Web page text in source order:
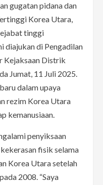
gugatan pidana dan
Korea Utara,
tinggi
diajukan di Pengadilan
Kejaksaan Distrik
Jumat, 11 Juli 2025.
dalam upaya
rezim Korea Utara
kemanusiaan.
penyiksaan
fisik selama
Korea Utara setelah
2008. “Saya